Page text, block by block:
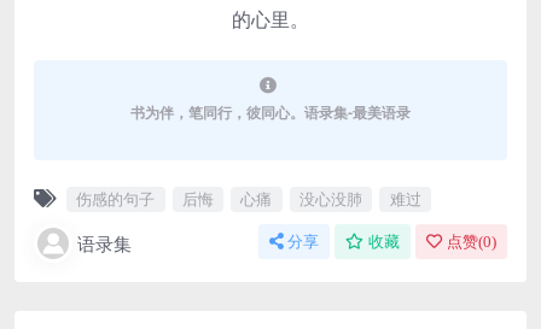
的心里。
书为伴，笔同行，彼同心。语录集-最美语录
伤感的句子 后悔 心痛 没心没肺 难过
语录集 分享 收藏 点赞(0)